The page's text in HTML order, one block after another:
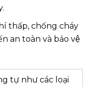
thấp, chống cháy
an toàn và bảo vệ
tự như các loại